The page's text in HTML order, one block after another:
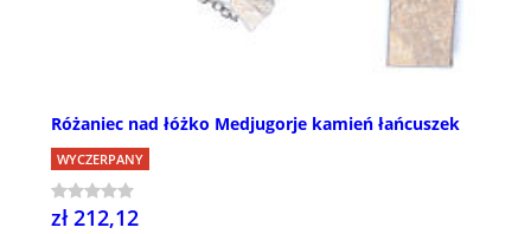
Różaniec nad łóżko Medjugorje kamień łańcuszek
WYCZERPANY
zł 212,12